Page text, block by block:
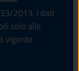
2013. I dati
solo alle
vigente